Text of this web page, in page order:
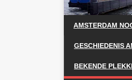
AMSTERDAM
GESCHIEDENIS
BEKENDE